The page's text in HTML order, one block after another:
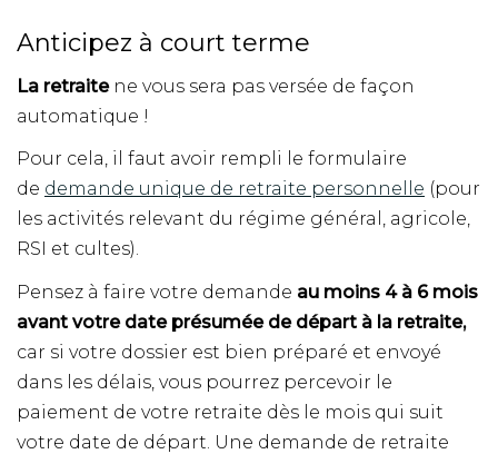
Anticipez à court terme
La retraitene vous sera pas versée de façon
automatique !
Pour cela, il faut avoir rempli le formulaire
de demande unique de retraite personnelle (pour
les activités relevant du régime général, agricole,
RSI et cultes).
Pensez à faire votre demande au moins 4 à 6 mois
avant votre date présumée de départ à la retraite,
car si votre dossier est bien préparé et envoyé
dans les délais, vous pourrez percevoir le
paiement de votre retraite dès le mois qui suit
votre date de départ. Une demande de retraite